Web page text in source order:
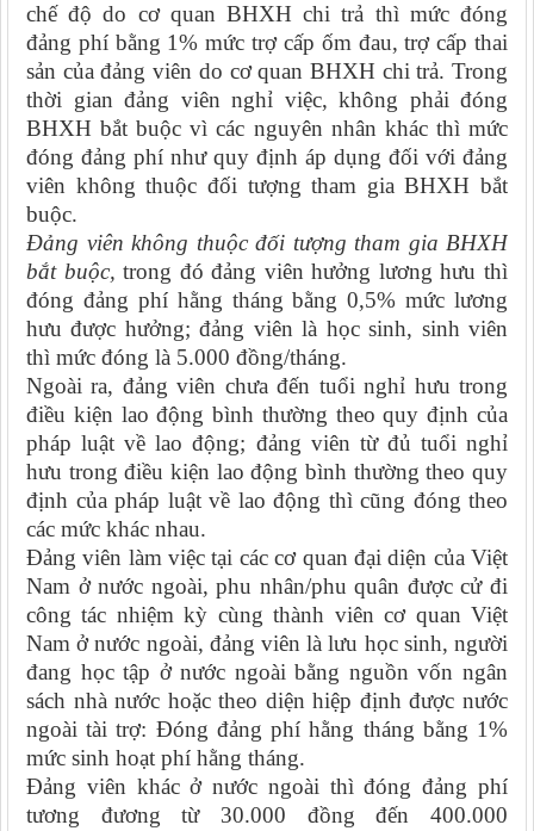
chế độ do cơ quan BHXH chi trả thì mức đóng
đảng phí bằng 1% mức trợ cấp ốm đau, trợ cấp thai
sản của đảng viên do cơ quan BHXH chi trả. Trong
thời gian đảng viên nghỉ việc, không phải đóng
BHXH bắt buộc vì các nguyên nhân khác thì mức
đóng đảng phí như quy định áp dụng đối với đảng
viên không thuộc đối tượng tham gia BHXH bắt
buộc.
Đảng viên không thuộc đối tượng tham gia BHXH
bắt buộc,trong đó đảng viên hưởng lương hưu thì
đóng đảng phí hằng tháng bằng 0,5% mức lương
hưu được hưởng; đảng viên là học sinh, sinh viên
thì mức đóng là 5.000 đồng/tháng.
Ngoài ra, đảng viên chưa đến tuổi nghỉ hưu trong
điều kiện lao động bình thường theo quy định của
pháp luật về lao động; đảng viên từ đủ tuổi nghỉ
hưu trong điều kiện lao động bình thường theo quy
định của pháp luật về lao động thì cũng đóng theo
các mức khác nhau.
Đảng viên làm việc tại các cơ quan đại diện của Việt
Nam ở nước ngoài, phu nhân/phu quân được cử đi
công tác nhiệm kỳ cùng thành viên cơ quan Việt
Nam ở nước ngoài, đảng viên là lưu học sinh, người
đang học tập ở nước ngoài bằng nguồn vốn ngân
sách nhà nước hoặc theo diện hiệp định được nước
ngoài tài trợ: Đóng đảng phí hằng tháng bằng 1%
mức sinh hoạt phí hằng tháng.
Đảng viên khác ở nước ngoài thì đóng đảng phí
tương đương từ 30.000 đồng đến 400.000